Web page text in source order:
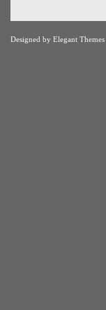
Designed by Elegant Themes